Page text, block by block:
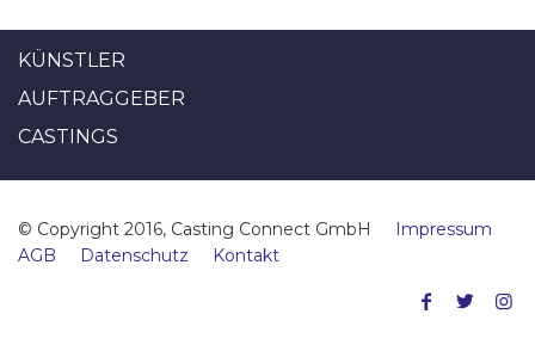
KÜNSTLER
AUFTRAGGEBER
CASTINGS
© Copyright 2016, Casting Connect GmbH
Impressum
AGB
Datenschutz Kontakt